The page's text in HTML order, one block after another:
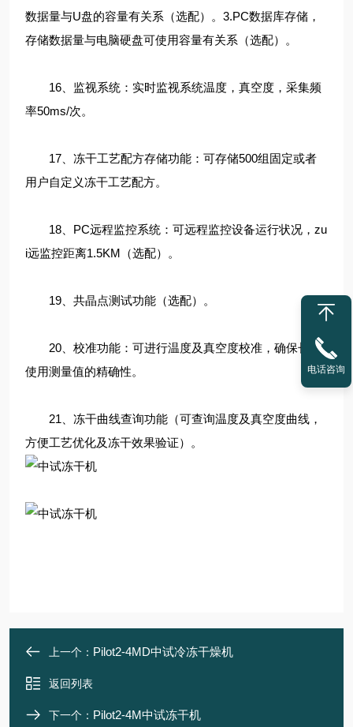
数据量与U盘的容量有关系（选配）。3.PC数据库存储，
存储数据量与电脑硬盘可使用容量有关系（选配）。
16、监视系统：实时监视系统温度，真空度，采集频
率50ms/次。
17、冻干工艺配方存储功能：可存储500组固定或者
用户自定义冻干工艺配方。
18、PC远程监控系统：可远程监控设备运行状况，zu
i远监控距离1.5KM（选配）。
19、共晶点测试功能（选配）。
20、校准功能：可进行温度及真空度校准，确保长期
使用测量值的精确性。
21、冻干曲线查询功能（可查询温度及真空度曲线，
方便工艺优化及冻干效果验证）。
上一个： Pilot2-4MD中试冷冻干燥机
返回列表
下一个： Pilot2-4M中试冻干机
电话咨询